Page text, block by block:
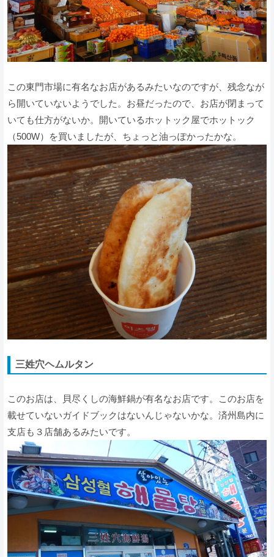
この東門市場に有名なお店があるみたいなのですが、残念なが
ら開いていないようでした。お昼だったので、お店が閉まって
いても仕方がないか。開いているホットック屋でホットック
（500W）を買いましたが、ちょっと油っぽかったかな。
三姓穴ヘムルタン
このお店は、貝尽くしの海鮮鍋が有名なお店です。このお店を
載せていないガイドブックはないんじゃないかな。済州島内に
支店も３店舗あるみたいです。